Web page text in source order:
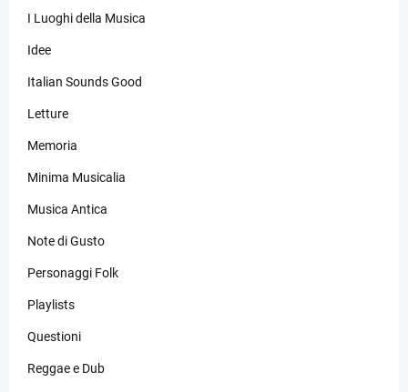
I Luoghi della Musica
Idee
Italian Sounds Good
Letture
Memoria
Minima Musicalia
Musica Antica
Note di Gusto
Personaggi Folk
Playlists
Questioni
Reggae e Dub